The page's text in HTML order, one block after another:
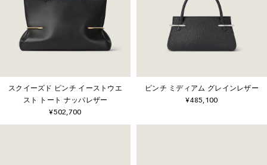
スクイーズド ピンチ イーストウエ
スト トート ナッパレザー
¥502,700
ピンチ ミディアム グレインレザー
¥485,100